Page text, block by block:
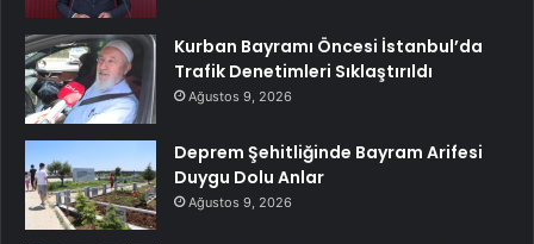
Kurban Bayramı Öncesi İstanbul’da
Trafik Denetimleri Sıklaştırıldı
Ağustos 9, 2026
Deprem Şehitliğinde Bayram Arifesi
Duygu Dolu Anlar
Ağustos 9, 2026